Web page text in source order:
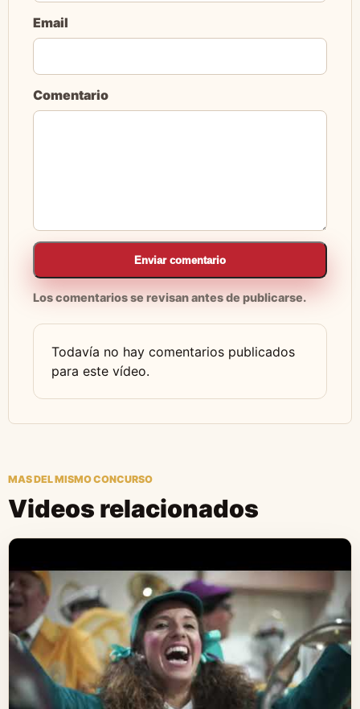
Email
Comentario
Enviar comentario
Los comentarios se revisan antes de publicarse.
Todavía no hay comentarios publicados
para este vídeo.
MAS DEL MISMO CONCURSO
Videos relacionados